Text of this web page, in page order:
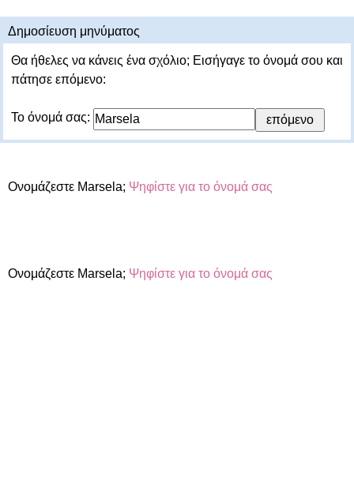
Δημοσίευση μηνύματος
Θα ήθελες να κάνεις ένα σχόλιο; Εισήγαγε το όνομά σου και
πάτησε επόμενο:
Το όνομά σας:
Ονομάζεστε Marsela; Ψηφίστε για το όνομά σας
Ονομάζεστε Marsela; Ψηφίστε για το όνομά σας